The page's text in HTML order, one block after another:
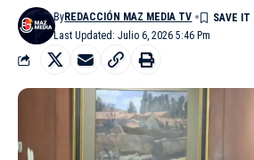
Last Updated: Julio 6, 2026 5:46 Pm
ByREDACCIÓN MAZ MEDIA TV